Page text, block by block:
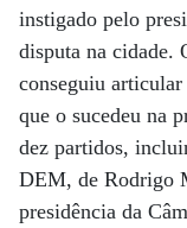
instigado pelo
disputa na cidade.
conseguiu
que o sucedeu na
dez partidos,
DEM, de Rodrigo
presidência da